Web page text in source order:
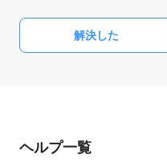
解決した
ヘルプ